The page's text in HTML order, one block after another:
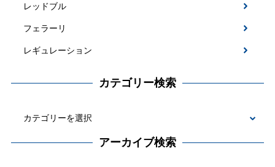
レッドブル
フェラーリ
レギュレーション
カテゴリー検索
テ
アーカイブ検索